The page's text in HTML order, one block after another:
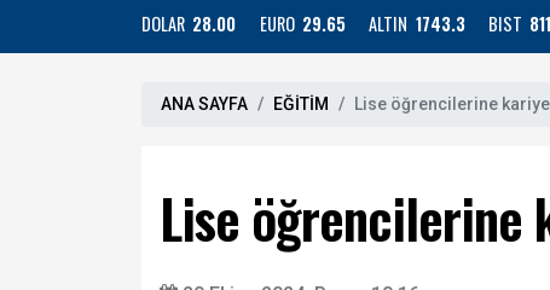
DOLAR 28.00 EURO 29.65 ALTIN 1743.3 BIST
ANA SAYFA EĞİTİM Lise öğrencilerine
Lise öğrencilerine